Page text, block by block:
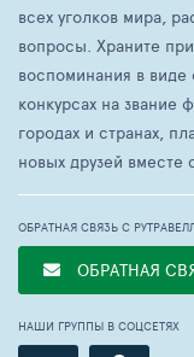
всех уголков мира,
вопросы. Храните
воспоминания в виде
конкурсах на звание
городах и странах,
новых друзей вместе
ОБРАТНАЯ СВЯЗЬ С
ОБРАТНАЯ
НАШИ ГРУППЫ В СОЦСЕТЯХ